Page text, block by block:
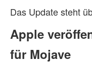
Das Update steht
Apple
für Mojave